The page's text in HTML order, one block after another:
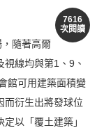
7616
次閱讀
隨著高爾
線均與第1、9、
館可用建築面積變
而衍生出將發球位
以「覆土建築」